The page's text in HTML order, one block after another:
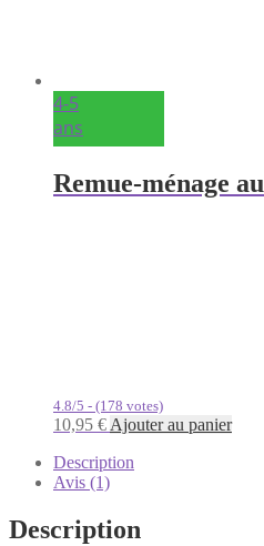
4-5
ans
Remue-ménage
4.8/5 - (178 votes)
10,95 € Ajouter au panier
Description
Avis (1)
Description